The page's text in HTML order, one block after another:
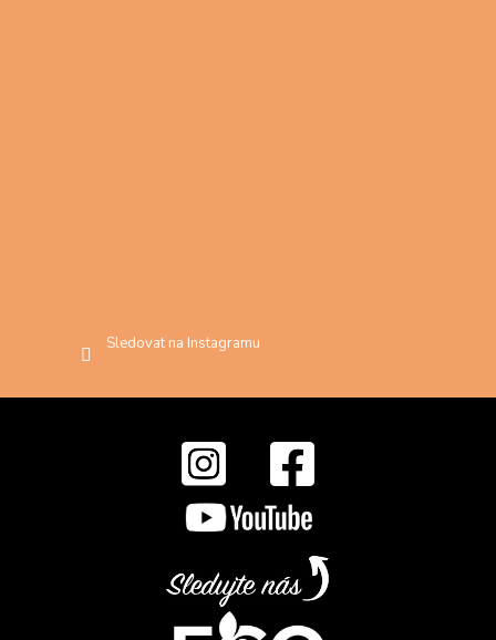
Sledovat na Instagramu